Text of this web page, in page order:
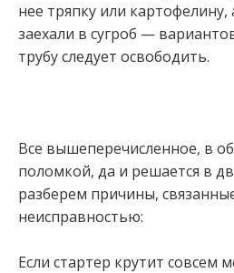
нее тряпку или
заехали в сугроб —
трубу следует освободить.
Все вышеперечисленное, в
поломкой, да и решается в
разберем причины,
неисправностью:
Если стартер крутит совсем